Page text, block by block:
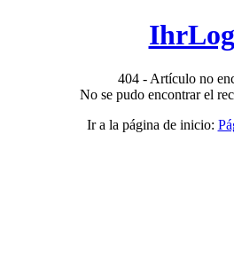
404 - Artículo no
No se pudo encontrar el
Ir a la página de inicio: